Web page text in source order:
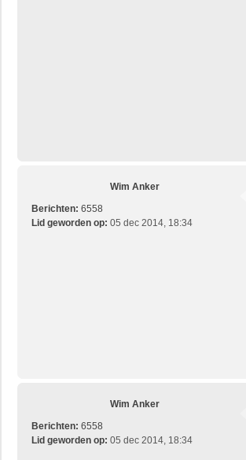
Wim Anker
Berichten: 6558
Lid geworden op: 05 dec 2014, 18:34
Wim Anker
Berichten: 6558
Lid geworden op: 05 dec 2014, 18:34